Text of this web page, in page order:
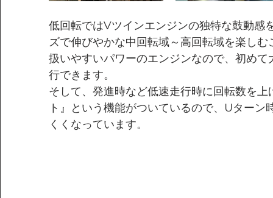
低回転ではVツインエンジンの独特な鼓動感
ズで伸びやかな中回転域～高回転域を楽しむ
扱いやすいパワーのエンジンなので、初め
行できます。
そして、発進時など低速走行時に回転数を上
ト』という機能がついているので、Uターン
くくなっています。